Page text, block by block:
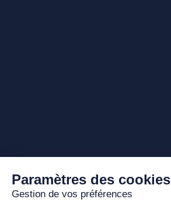
Paramètres des cookies
Gestion de vos préférences